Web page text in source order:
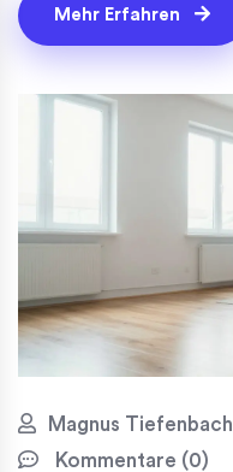
Mehr Erfahren
Magnus Tiefenbach
Kommentare (0)